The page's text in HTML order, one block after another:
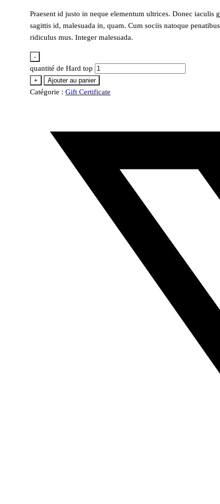
Praesent id justo in neque elementum ultrices. Donec
sagittis id, malesuada in, quam. Cum sociis natoque
ridiculus mus. Integer malesuada.
-
quantité de Hard top
+ Ajouter au panier
Catégorie :Gift Certificate